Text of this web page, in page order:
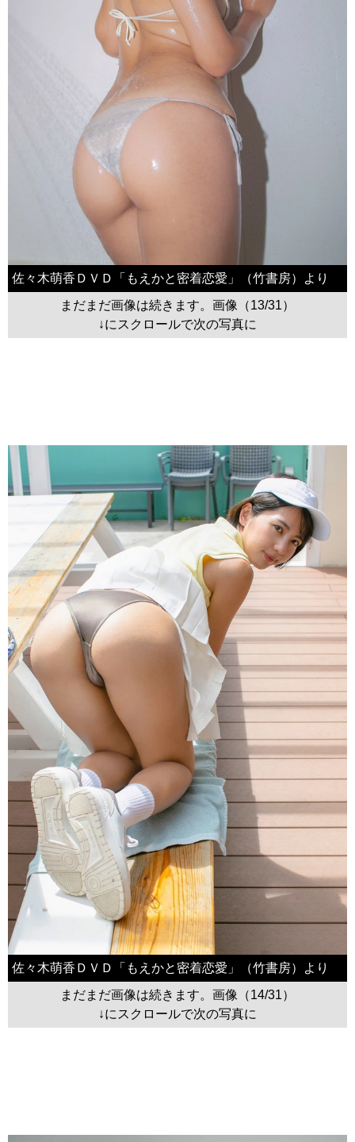
佐々木萌香ＤＶＤ「もえかと密着恋愛」（竹書房）より
まだまだ画像は続きます。画像（13/31）
↓にスクロールで次の写真に
佐々木萌香ＤＶＤ「もえかと密着恋愛」（竹書房）より
まだまだ画像は続きます。画像（14/31）
↓にスクロールで次の写真に